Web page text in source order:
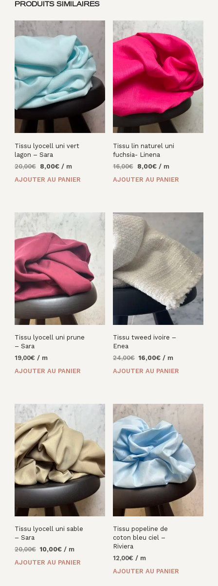
PRODUITS SIMILAIRES
Tissu lyocell uni vert
lagon – Sara
20,00€ Le
8,00€Le/ m
AJOUTER AU PANIER
Tissu lin naturel uni
fuchsia- Linena
16,00€
Le
8,00€Le/ m
AJOUTER AU PANIER
Tissu lyocell uni prune
– Sara
19,00€ / m
AJOUTER AU PANIER
Tissu tweed ivoire –
Enea
24,00€ Le
16,00€Le/ m
AJOUTER AU PANIER
Tissu lyocell uni sable
– Sara
20,00€ Le
10,00€Le/ m
AJOUTER AU PANIER
Tissu popeline de
coton bleu ciel –
Riviera
12,00€ / m
AJOUTER AU PANIER